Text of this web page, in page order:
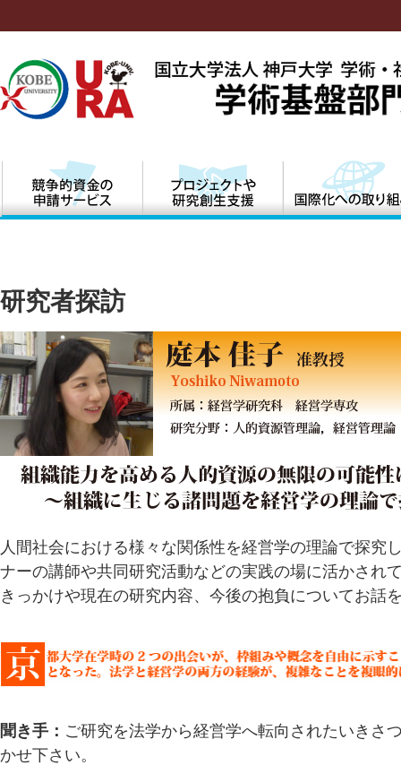
研究者探訪
人間社会における様々な関係性を経営学の理論で探究
ナーの講師や共同研究活動などの実践の場に活かされ
きっかけや現在の研究内容、今後の抱負についてお話
聞き手： ご研究を法学から経営学へ転向されたいきさ
かせ下さい。